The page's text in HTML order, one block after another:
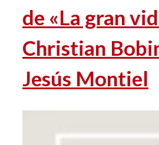
de «La gran
Christian
Jesús Montiel